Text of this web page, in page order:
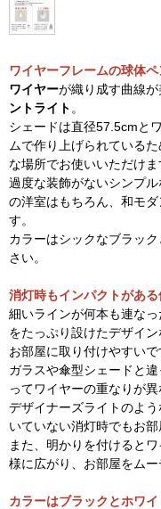
ワイヤーフレームの球体
ワイヤーが織り成す曲線
ントライト 。
シェードは直径57.5cmと
ムで作り上げられている
な場所でお使いいただけま
過度な装飾がないシンプ
の洋室はもちろん、和モ
す。
カラーはシックなブラッ
さい。
消灯時もインパクトがあ
細いラインが何本も連な
をたっぷり設けたデザイ
お部屋に取り付けやすいで
ガラスや傘型シェードと
ってワイヤーの重なりが
デザイナーズライトのよ
いていない消灯時でもお部
また、明かりを付けると
様に広がり、お部屋をムー
カラーはブラックとホワ